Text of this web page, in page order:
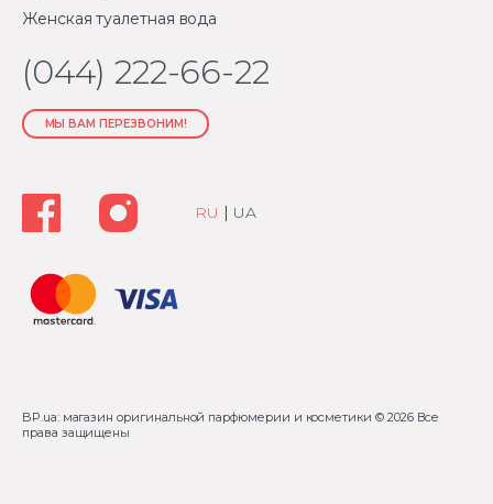
Женская туалетная вода
(044) 222-66-22
МЫ ВАМ ПЕРЕЗВОНИМ!
RU | UA
BP.ua: магазин оригинальной парфюмерии и косметики © 2026 Все
права защищены